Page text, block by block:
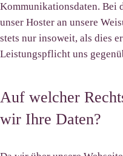
Kommunikationsdaten. Bei
unser Hoster an unsere
stets nur insoweit, als dies
Leistungspflicht uns
Auf welcher
wir Ihre Daten?